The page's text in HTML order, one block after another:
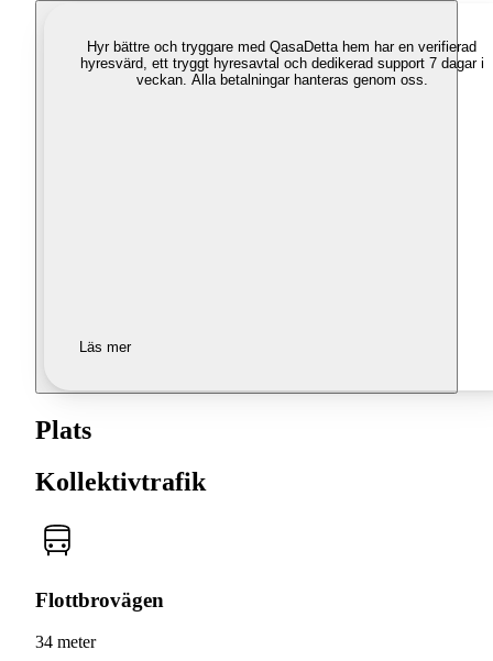
Hyr bättre och tryggare med QasaDetta hem har en verifierad
hyresvärd, ett tryggt hyresavtal och dedikerad support 7 dagar i
veckan. Alla betalningar hanteras genom oss.
Läs mer
Plats
Kollektivtrafik
Flottbrovägen
34 meter